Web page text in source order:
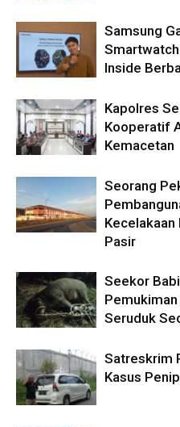
Samsung
Inside
Kapolres
Kooperatif
Kemacetan
Seorang
Kecelakaan
Pasir
Seekor
Seruduk
Satreskrim
Kasus